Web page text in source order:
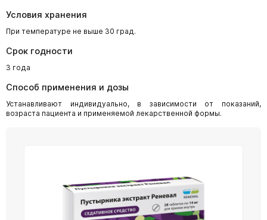
Условия хранения
При температуре не выше 30 град.
Срок годности
3 года
Способ применения и дозы
Устанавливают индивидуально, в зависимости от показаний,
возраста пациента и применяемой лекарственной формы.